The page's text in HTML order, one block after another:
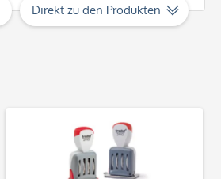
Direkt zu den Produkten